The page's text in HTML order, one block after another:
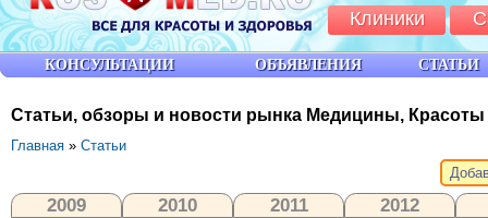
Статьи, обзоры и новости рынка Медицины,
Главная » Статьи
2009 2010 2011 2012
КОНСУЛЬТАЦИИ ОБЪЯВЛЕНИЯ СТАТЬИ
Клиники